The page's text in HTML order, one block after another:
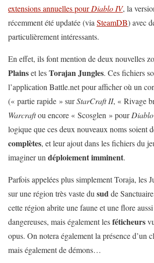
extensions annuelles pourDiablo IV, la
récemment été updatée (via SteamDB) avec
particulièrement intéressants.
En effet, ils font mention de deux nouvelles
Plainset lesTorajan Jungles. Ces fichiers
l’application Battle.net pour afficher où un
(« partie rapide » surStarCraft II, « Rivage
Warcraftou encore « Scosglen » pour
logique que ces deux nouveaux noms soient
complètes, et leur ajout dans les fichiers du
imaginer un déploiement imminent.
Parfois appelées plus simplement Toraja, les
sur une région très vaste du sudde
cette région abrite une faune et une flore
dangereuses, mais également lesféticheurs
opus. On notera également la présence d’un
mais également de démons…